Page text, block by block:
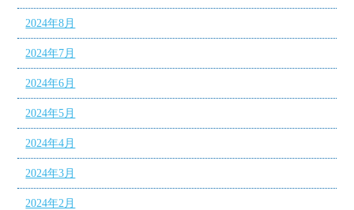
2024年8月
2024年7月
2024年6月
2024年5月
2024年4月
2024年3月
2024年2月